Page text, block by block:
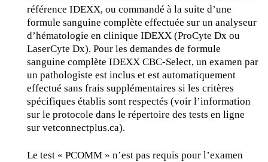
référence IDEXX, ou commandé à la suite d’une
formule sanguine complète effectuée sur un analyseur
d’hématologie en clinique IDEXX (ProCyte Dx ou
LaserCyte Dx). Pour les demandes de formule
sanguine complète IDEXX CBC-Select, un examen par
un pathologiste est inclus et est automatiquement
effectué sans frais supplémentaires si les critères
spécifiques établis sont respectés (voir l’information
sur le protocole dans le répertoire des tests en ligne
sur vetconnectplus.ca).
Le test « PCOMM » n’est pas requis pour l’examen